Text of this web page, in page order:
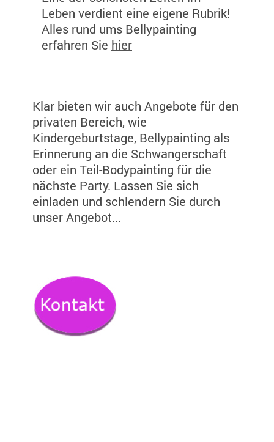
Leben verdient eine eigene Rubrik!
Alles rund ums Bellypainting
erfahren Sie hier
Klar bieten wir auch Angebote für den
privaten Bereich, wie
Kindergeburtstage, Bellypainting als
Erinnerung an die Schwangerschaft
oder ein Teil-Bodypainting für die
nächste Party. Lassen Sie sich
einladen und schlendern Sie durch
unser Angebot...